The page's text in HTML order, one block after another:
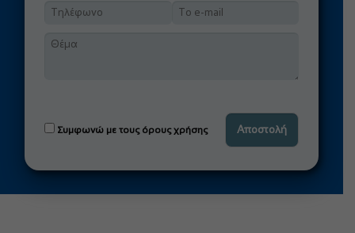
Συμφωνώ με τους όρους χρήσης